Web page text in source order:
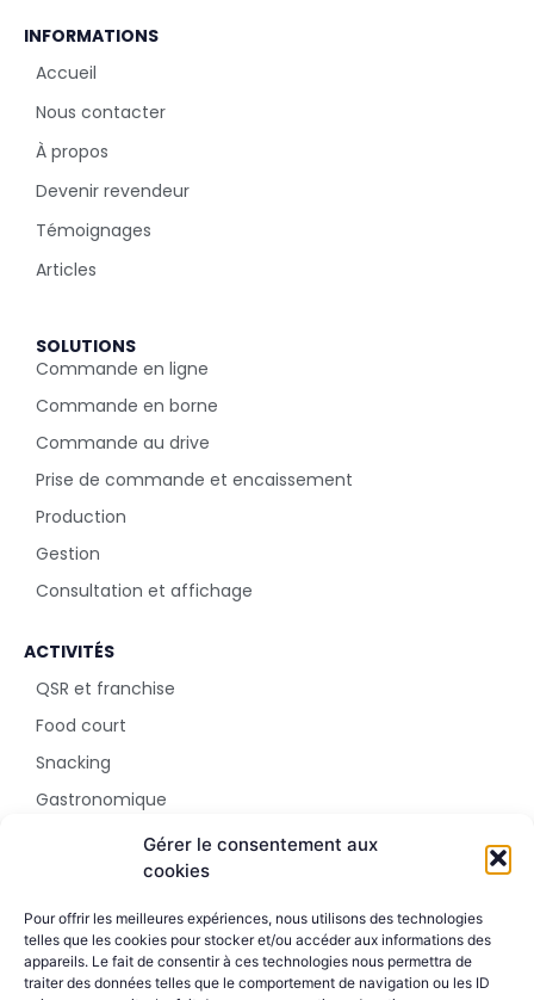
Gérer le consentement aux
cookies
Pour offrir les meilleures expériences, nous utilisons des technologies
telles que les cookies pour stocker et/ou accéder aux informations des
appareils. Le fait de consentir à ces technologies nous permettra de
traiter des données telles que le comportement de navigation ou les ID
INFORMATIONS
Accueil
Nous contacter
À propos
Devenir revendeur
Témoignages
Articles
SOLUTIONS
Commande en ligne
Commande en borne
Commande au drive
Prise de commande et encaissement
Production
Gestion
Consultation et affichage
ACTIVITÉS
QSR et franchise
Food court
Snacking
Gastronomique
Parc d'attraction
5 rue Sala
69002 Lyon
+33 4 51 42 09 24